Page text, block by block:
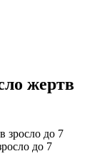
жертв
до 7